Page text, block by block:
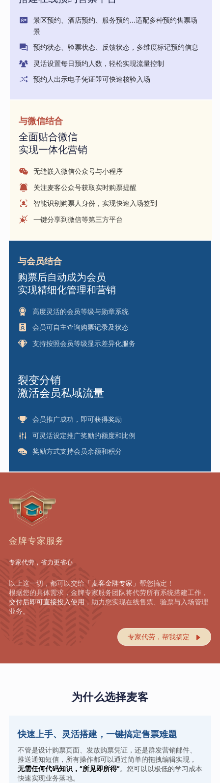
景区预约、酒店预约、服务预约...适配多种预约售票场
景
预约状态、验票状态、反馈状态，多维度标记预约信息
灵活设置每日预约人数，轻松实现流量控制
预约人出示电子凭证即可快速核验入场
与微信结合
全面贴合微信
实现一体化营销
无缝嵌入微信公众号与小程序
关注麦客公众号获取实时购票提醒
智能识别购票人身份，实现快速入场签到
一键分享到微信等第三方平台
与会员结合
购票后自动成为会员
实现精细化管理和营销
高度灵活的会员等级与勋章系统
会员可自主查询购票记录及状态
支持按照会员等级显示差异化服务
裂变分销
激活会员私域流量
会员推广成功，即可获得奖励
可灵活设定推广奖励的额度和比例
奖励方式支持会员余额和积分
金牌专家服务
专家代劳，省力更省心
以上这一切，都可以交给「麦客金牌专家」 帮您搞定！
根据您的具体需求，金牌专家服务团队将代劳所有系统搭建工作，
交付后即可直接投入使用 ，助力您实现在线售票、验票与入场管理
业务。
专家代劳，帮我搞定 
为什么选择麦客
快速上手、灵活搭建，一键搞定售票难题
不管是设计购票页面、发放购票凭证，还是群发营销邮件、
推送通知短信，所有操作都可以通过简单的拖拽编辑实现，
无需任何代码知识，“所见即所得”。您可以以极低的学习成本
快速实现业务落地。